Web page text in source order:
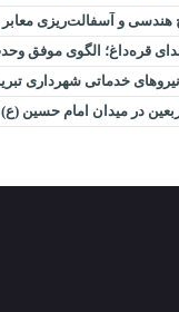
هندسی و آسفالت‌ریزی معابر
قره‌داغ؛ الگوی موفق
خدماتی شهرداری